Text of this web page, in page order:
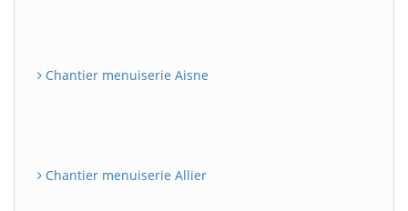
Chantier menuiserie Aisne
Chantier menuiserie Allier